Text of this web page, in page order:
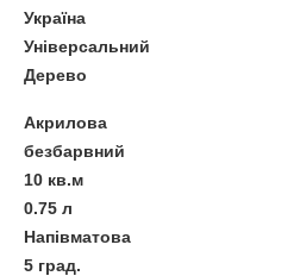
Україна
Універсальний
Дерево
Акрилова
безбарвний
10 кв.м
0.75 л
Напівматова
5 град.